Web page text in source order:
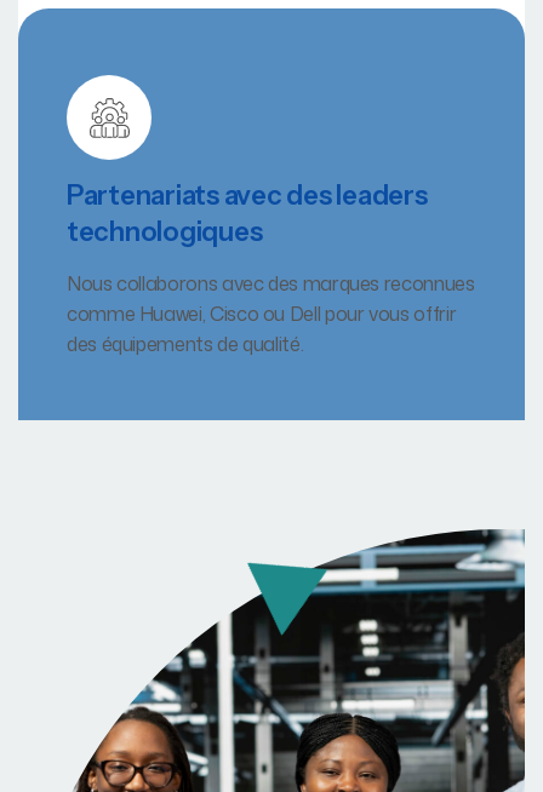
Partenariats avec des leaders
technologiques
Nous collaborons avec des marques reconnues
comme Huawei, Cisco ou Dell pour vous offrir
des équipements de qualité.